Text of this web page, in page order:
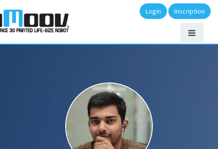
Login Inscription